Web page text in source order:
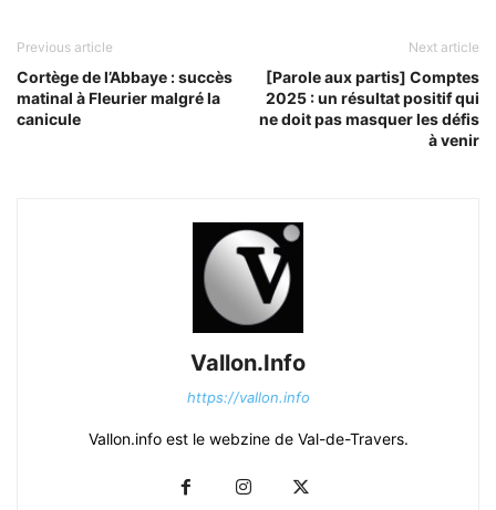
Previous article
Cortège de l’Abbaye : succès
matinal à Fleurier malgré la
canicule
Next article
[Parole aux partis] Comptes
2025 : un résultat positif qui
ne doit pas masquer les défis
à venir
Vallon.Info
https://vallon.info
Vallon.info est le webzine de Val-de-Travers.